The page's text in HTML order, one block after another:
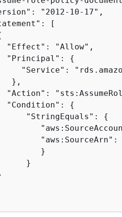
"2012-10-17",
[
"Effect": "Allow",
"Principal":
{
"Service":
},
"Action":
"Condition":
{
"StringEquals":
{
"aws:SourceArn":
}
}